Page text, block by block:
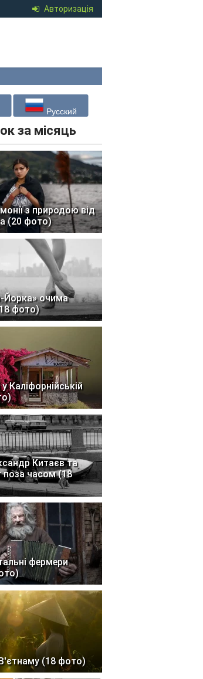
Авторизація
Русский
за місяць
з природою від
(20 фото)
Йорка» очима
фото)
Каліфорнійській
Китаєв та
поза часом (18
фермери
(18 фото)